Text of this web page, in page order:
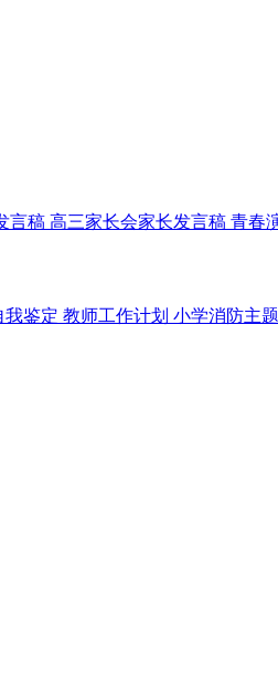
言稿 高三家长会家长发言稿 青春
我鉴定 教师工作计划 小学消防主